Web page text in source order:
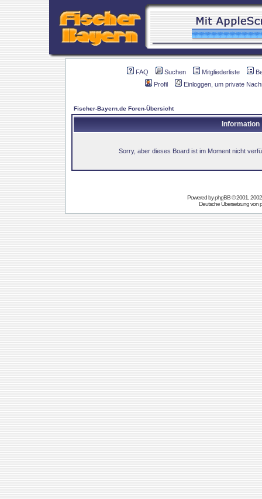
FAQ Suchen Mitgliederliste
Profil
Einloggen, um private
Fischer-Bayern.de Foren-Übersicht
Information
Sorry, aber dieses Board ist im Moment nicht
Powered byphpBB© 2001,
Deutsche Übersetzung von